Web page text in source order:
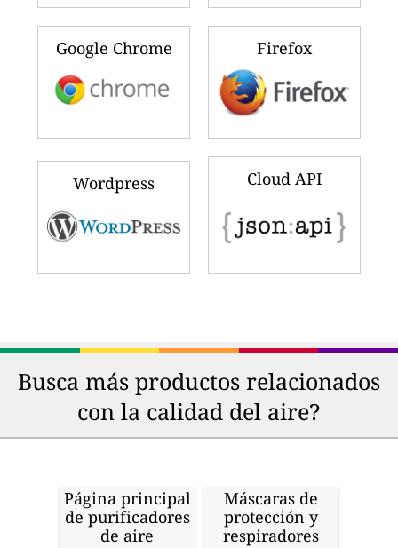
Google Chrome Firefox
Wordpress Cloud API
Busca más productos relacionados
con la calidad del aire?
Página principal
de purificadores
de aire
Máscaras de
protección y
respiradores